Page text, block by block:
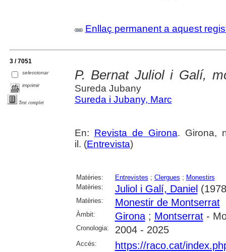
Enllaç permanent a aquest
3 / 7051
seleccionar
imprimir
Text complet
P. Bernat Juliol i Galí,
Sureda Jubany
Sureda i Jubany, Marc
En: Revista de Girona. Girona,
il. (Entrevista)
Matèries: Entrevistes ; Clergues ; Monestirs
Matèries:
Juliol i Galí, Daniel
Matèries: Monestir de Montserrat
Àmbit: Girona; Montserrat-
Cronologia: 2004 - 2025
Accés: https://raco.cat/